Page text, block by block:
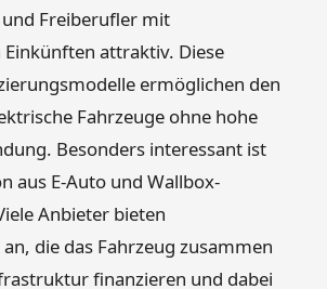
Freiberufler mit
Einkünften attraktiv. Diese
ermöglichen den
Fahrzeuge ohne hohe
Besonders interessant ist
aus E-Auto und Wallbox-
Anbieter bieten
die das Fahrzeug zusammen
finanzieren und dabei